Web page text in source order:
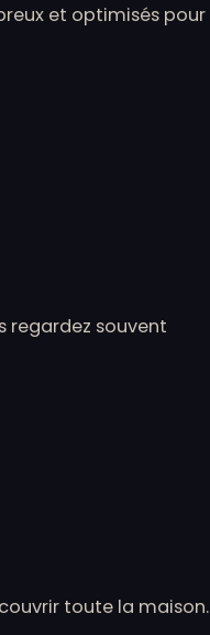
et optimisés pour
regardez souvent
toute la maison.